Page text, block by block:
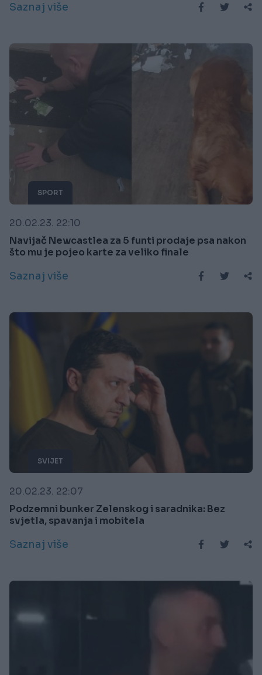
Saznaj više
SPORT
20.02.23. 22:10
Navijač Newcastlea za 5 funti prodaje psa nakon
što mu je pojeo karte za veliko finale
Saznaj više
SVIJET
20.02.23. 22:07
Podzemni bunker Zelenskog i saradnika: Bez
svjetla, spavanja i mobitela
Saznaj više